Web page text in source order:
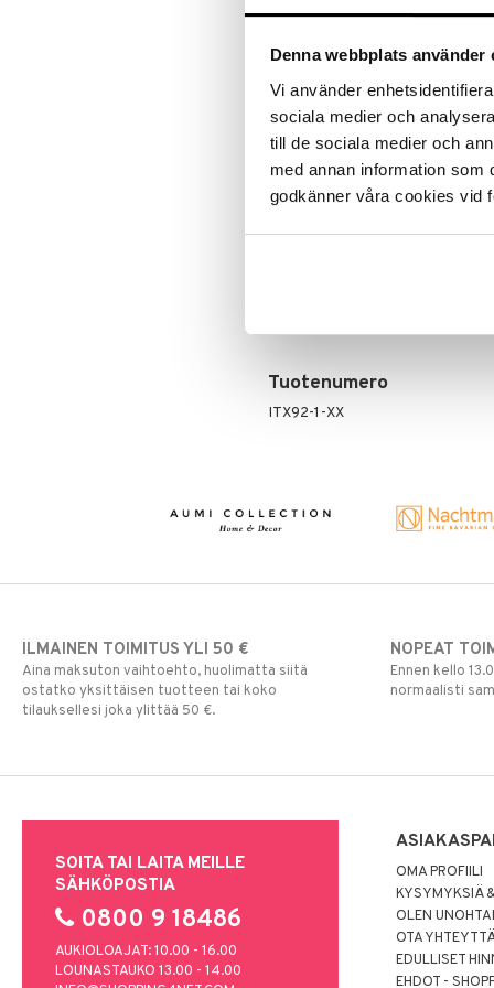
Denna webbplats använder
Vi använder
sociala medier och
till de sociala medier och
med annan information som
godkänner våra cookies vid
ALE - on aika
Tartu
Ale on
Näe
Tuotetieto
projektia. Tämä Marcello Jorin
jouluseimen ja joulukuusen
Tuotenumero
ITX92-1-XX
ILMAINEN TOIMITUS YLI 50 €
Aina maksuton vaihtoehto, huolimatta siitä
ostatko yksittäisen tuotteen tai koko
tilauksellesi joka ylittää 50 €.
NOPEAT
Ennen kello
normaalisti
SOITA TAI LAITA MEILLE
SÄHKÖPOSTIA
0800 9 18486
AUKIOLOAJAT: 10.00 - 16.00
LOUNASTAUKO 13.00 - 14.00
OMA PROFIILI
KYSYMYKSIÄ
OLEN
OTA
EDULLISET
EHDOT -